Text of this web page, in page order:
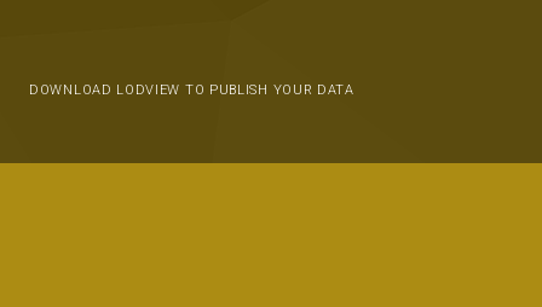
DOWNLOAD LODVIEW TO PUBLISH YOUR DATA